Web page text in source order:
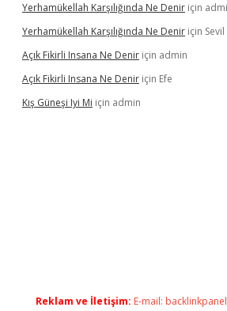
Yerhamükellah Karşılığında Ne Denir için
Yerhamükellah Karşılığında Ne Denir için Sevil
Açık Fikirli Insana Ne Denir için admin
Açık Fikirli Insana Ne Denir için Efe
Kış Güneşi Iyi Mi için admin
Reklam ve İletişim: E-mail: